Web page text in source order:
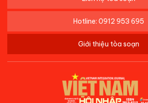
Hotline: 0912 953 695
Giới thiệu tòa soạn